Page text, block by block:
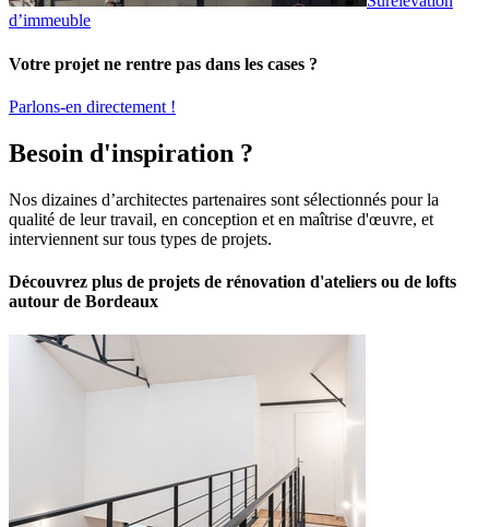
d’immeuble
Votre projet ne rentre pas dans les cases ?
Parlons-en directement !
Besoin d'inspiration ?
Nos dizaines d’architectes partenaires sont sélectionnés pour la
qualité de leur travail, en conception et en maîtrise d'œuvre, et
interviennent sur tous types de projets.
Découvrez plus de projets de rénovation d'ateliers ou de lofts
autour de Bordeaux